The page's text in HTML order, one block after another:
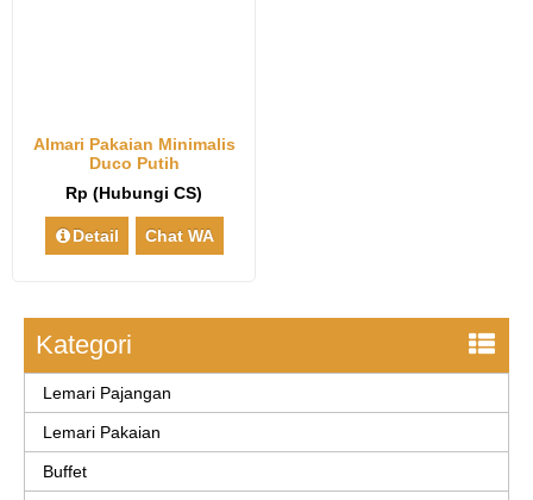
Almari Pakaian Minimalis
Duco Putih
Rp (Hubungi CS)
Detail Chat WA
Kategori
Lemari Pajangan
Lemari Pakaian
Buffet